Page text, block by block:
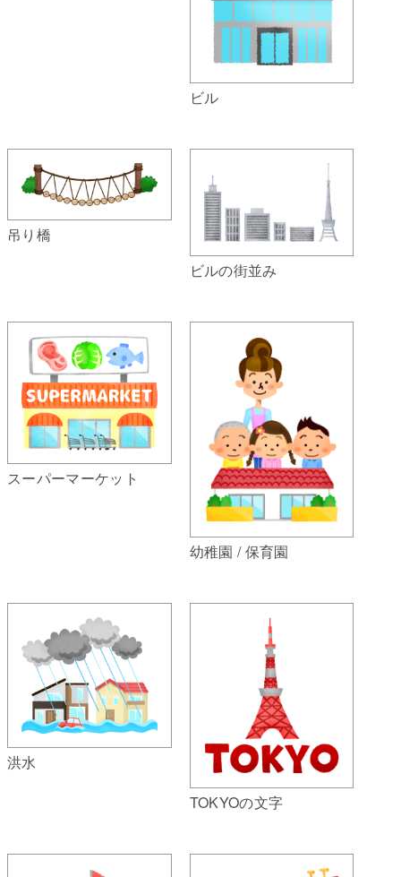
ビル
吊り橋
ビルの街並み
スーパーマーケット
幼稚園 / 保育園
洪水
TOKYOの文字